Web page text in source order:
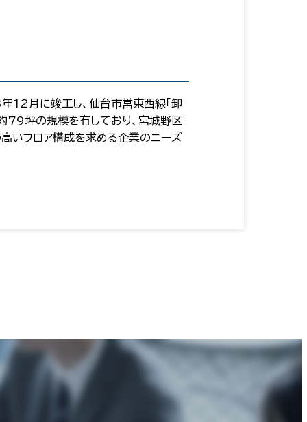
12月に竣工し、仙台市営東西線「卸
79坪の規模を有しており、宮城野区
いフロア構成を求める企業のニーズ